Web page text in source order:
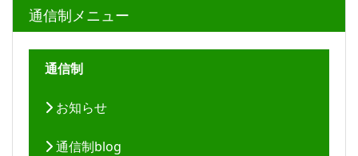
通信制メニュー
通信制
お知らせ
通信制blog